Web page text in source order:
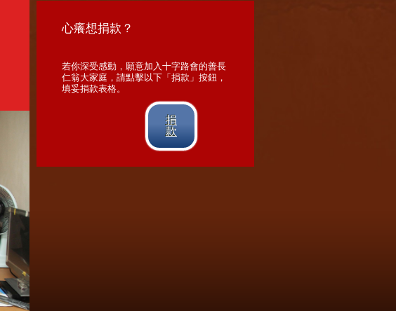
心癢想捐款？
若你深受感動，願意加入十字路會的善長
仁翁大家庭，請點擊以下「捐款」按鈕，
填妥捐款表格。
捐
款